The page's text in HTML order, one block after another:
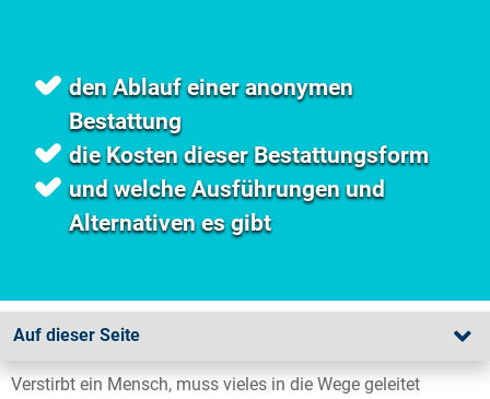
den Ablauf einer anonymen
Bestattung
die Kosten dieser Bestattungsform
und welche Ausführungen und
Alternativen es gibt
Auf dieser Seite
Verstirbt ein Mensch, muss vieles in die Wege geleitet